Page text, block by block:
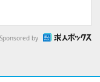
Sponsored by